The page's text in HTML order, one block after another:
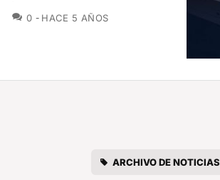
0 COMENTARIOS
HACE 5 AÑOS
ARCHIVO DE NOTICIAS